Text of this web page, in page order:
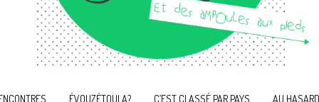
ÉVOUZÉTOULA? C’EST CLASSÉ PAR PAYS AU